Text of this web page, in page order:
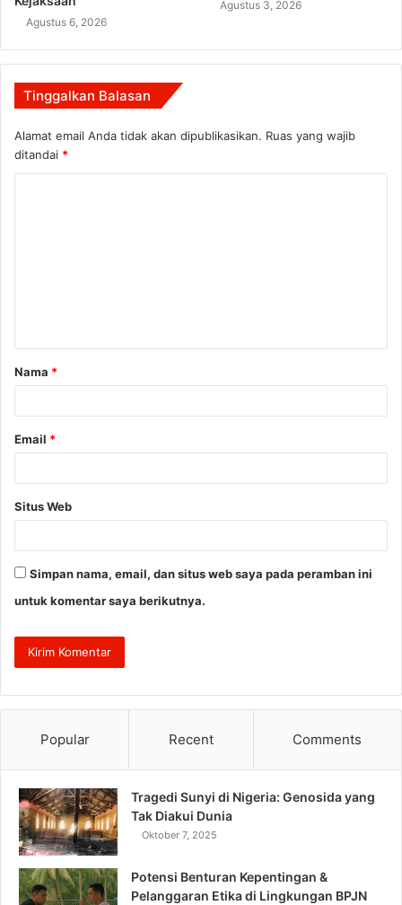
Agustus 6, 2026
Agustus 3, 2026
Tinggalkan Balasan
Alamat email Anda tidak akan dipublikasikan. Ruas yang wajib
ditandai *
a
r
Nama *
Email *
Situs Web
Simpan nama, email, dan situs web saya pada peramban ini
untuk komentar saya berikutnya.
Popular Recent Comments
Tragedi Sunyi di Nigeria: Genosida yang
Tak Diakui Dunia
Oktober 7, 2025
Potensi Benturan Kepentingan &
Pelanggaran Etika di Lingkungan BPJN